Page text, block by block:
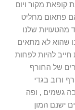
קופאת מקור ויום
פתאום מחליט
שלנו
שהוא לא מתאים
להיות לפחות
של החורף
ורוב בגדי
גשמים , ופה
ישנם המון